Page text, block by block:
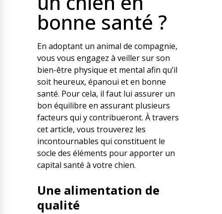
Nos solutions
Le chien guide d’aveugle
électronique
Le Bemob
Formation & Rééducation
fonctionnelle
Formation
Rééducation fonctionnelle
Tout savoir
Irremplaçables, la
série
Nous contacter
bonne santé ?
En adoptant un animal de compagnie,
vous vous engagez à veiller sur son
bien-être physique et mental afin qu’il
soit heureux, épanoui et en bonne
santé. Pour cela, il faut lui assurer un
bon équilibre en assurant plusieurs
facteurs qui y contribueront. À travers
cet article, vous trouverez les
incontournables qui constituent le
socle des éléments pour apporter un
capital santé à votre chien.
Une alimentation de
qualité